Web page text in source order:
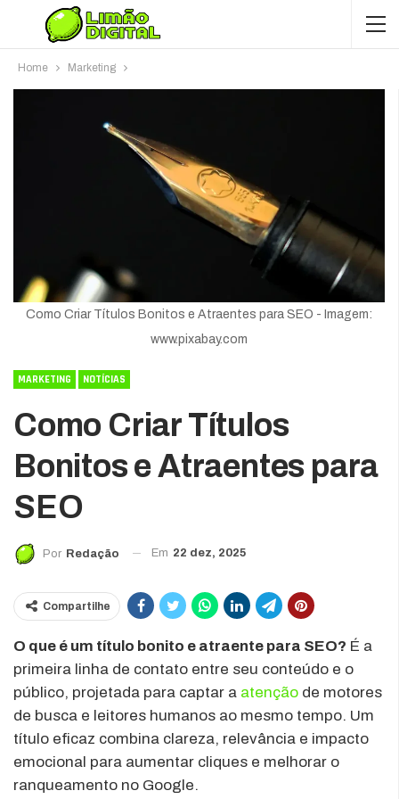
Home Marketing
Como Criar Títulos Bonitos e Atraentes para SEO - Imagem:
www.pixabay.com
MARKETING NOTÍCIAS
Como Criar Títulos
Bonitos e Atraentes para
SEO
Por Redação Em 22 dez, 2025
Compartilhe
O que é um título bonito e atraente para SEO? É a
primeira linha de contato entre seu conteúdo e o
público, projetada para captar a atenção de motores
de busca e leitores humanos ao mesmo tempo. Um
título eficaz combina clareza, relevância e impacto
emocional para aumentar cliques e melhorar o
ranqueamento no Google.